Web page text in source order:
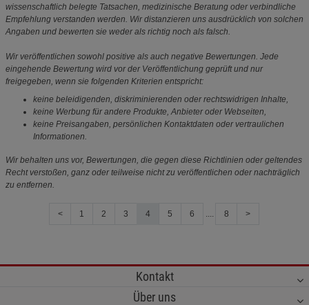
wissenschaftlich belegte Tatsachen, medizinische Beratung oder verbindliche
Empfehlung verstanden werden. Wir distanzieren uns ausdrücklich von solchen
Angaben und bewerten sie weder als richtig noch als falsch.
Wir veröffentlichen sowohl positive als auch negative Bewertungen. Jede
eingehende Bewertung wird vor der Veröffentlichung geprüft und nur
freigegeben, wenn sie folgenden Kriterien entspricht:
keine beleidigenden, diskriminierenden oder rechtswidrigen Inhalte,
keine Werbung für andere Produkte, Anbieter oder Webseiten,
keine Preisangaben, persönlichen Kontaktdaten oder vertraulichen
Informationen.
Wir behalten uns vor, Bewertungen, die gegen diese Richtlinien oder geltendes
Recht verstoßen, ganz oder teilweise nicht zu veröffentlichen oder nachträglich
zu entfernen.
< 1 2 3 4 5 6 .... 8 >
Kontakt
Über uns